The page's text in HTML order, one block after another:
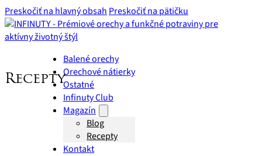
Preskočiť na hlavný obsah Preskočiť na pätičku
Balené orechy
Orechové nátierky
Ostatné
Infinuty Club
Magazín
Blog
Recepty
Kontakt
Recepty